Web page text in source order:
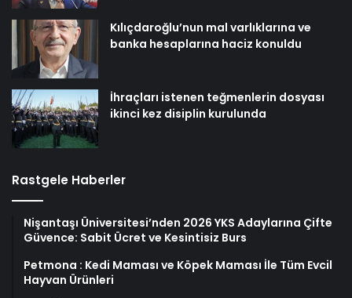
Kılıçdaroğlu’nun mal varlıklarına ve
banka hesaplarına haciz konuldu
İhraçları istenen teğmenlerin dosyası
ikinci kez disiplin kurulunda
Rastgele Haberler
Nişantaşı Üniversitesi’nden 2026 YKS Adaylarına Çifte
Güvence: Sabit Ücret ve Kesintisiz Burs
Petmona : Kedi Maması ve Köpek Maması İle Tüm Evcil
Hayvan Ürünleri